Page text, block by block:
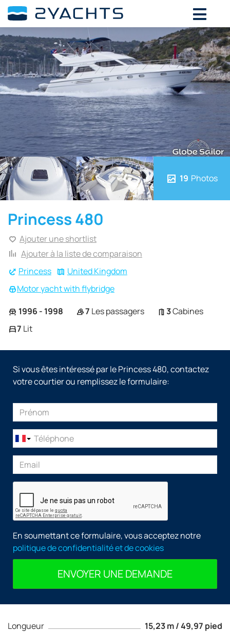
19 Photos
Princess
United Kingdom
Motor yacht with flybridge
Princess 480
Ajouter une shortlist
Ajouter à la liste de comparaison
1996 - 1998 7 Les passagers 3Cabines
7 Lit
Longueur
15,23 m / 49,97 pied
Si vous êtes intéressé par le Princess 480, contactez
votre courtier ou remplissez le formulaire:
En soumettant ce formulaire, vous acceptez notre
politique de confidentialité et de cookies
ENVOYER UNE DEMANDE